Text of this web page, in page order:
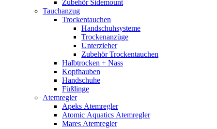
Zubehör Sidemount
Tauchanzug
Trockentauchen
Handschuhsysteme
Trockenanzüge
Unterzieher
Zubehör Trockentauchen
Halbtrocken + Nass
Kopfhauben
Handschuhe
Füßlinge
Atemregler
Apeks Atemregler
Atomic Aquatics Atemregler
Mares Atemregler